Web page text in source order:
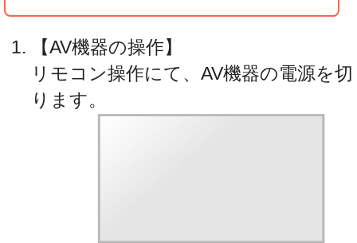
【AV機器の操作】
リモコン操作にて、AV機器の電源を切
ります。